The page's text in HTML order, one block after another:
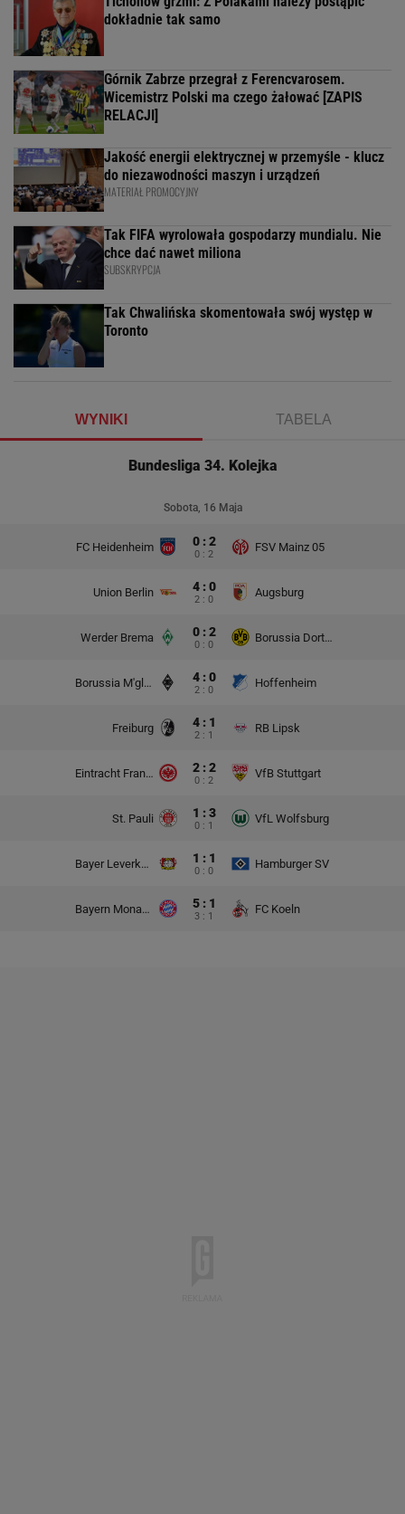
dokładnie tak samo
Górnik Zabrze przegrał z Ferencvarosem.
Wicemistrz Polski ma czego żałować [ZAPIS
RELACJI]
Jakość energii elektrycznej w przemyśle - klucz
do niezawodności maszyn i urządzeń
MATERIAŁ PROMOCYJNY
Tak FIFA wyrolowała gospodarzy mundialu. Nie
chce dać nawet miliona
SUBSKRYPCJA
Tak Chwalińska skomentowała swój występ w
Toronto
WYNIKI TABELA
Bundesliga 34. Kolejka
Sobota, 16 Maja
FC Heidenheim 0 : 2
0 : 2
FSV Mainz 05
Union Berlin 4 : 0
2 : 0
Augsburg
Werder Brema 0 : 2
0 : 0
Borussia Dortmund
Borussia M'gladbach 4 : 0
2 : 0
Hoffenheim
Freiburg 4 : 1
2 : 1
RB Lipsk
Eintracht Frankfurt 2 : 2
0 : 2
VfB Stuttgart
St. Pauli 1 : 3
0 : 1
VfL Wolfsburg
Bayer Leverkusen 1 : 1
0 : 0
Hamburger SV
Bayern Monachium 5 : 1
3 : 1
FC Koeln